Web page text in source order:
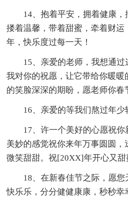
14、抱着平安，拥着健康，
搂着温馨，带着甜蜜，牵着财运
年，快乐度过每一天！
15、亲爱的老师，我想通
我对你的祝愿，让它带给你暖
的笑脸深深的期盼，愿老师你春
16、亲爱的等我们熬过年少
17、许一个美好的心愿祝
美妙的感觉祝你来年万事圆圆
微笑甜甜。祝[20XX]年开心又甜
18、在新春佳节之际，愿
快乐乐，分分健健康康，秒秒幸